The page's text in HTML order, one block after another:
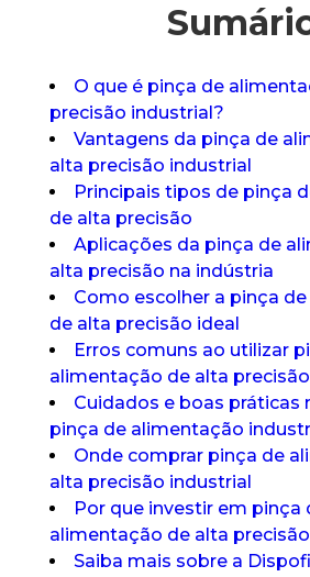
O que é pinça de
precisão industrial?
Vantagens da pinça de
alta precisão industrial
Principais tipos de pinça
de alta precisão
Aplicações da pinça de
alta precisão na indústria
Como escolher a pinça
de alta precisão ideal
Erros comuns ao utilizar
alimentação de alta precisão
Cuidados e boas práticas
pinça de alimentação
Onde comprar pinça de
alta precisão industrial
Por que investir em pinça
alimentação de alta
Saiba mais sobre a